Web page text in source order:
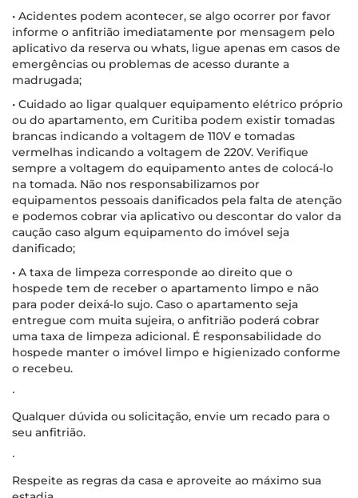
• Acidentes podem acontecer, se algo ocorrer por favor
informe o anfitrião imediatamente por mensagem pelo
aplicativo da reserva ou whats, ligue apenas em casos de
emergências ou problemas de acesso durante a
madrugada;
• Cuidado ao ligar qualquer equipamento elétrico próprio
ou do apartamento, em Curitiba podem existir tomadas
brancas indicando a voltagem de 110V e tomadas
vermelhas indicando a voltagem de 220V. Verifique
sempre a voltagem do equipamento antes de colocá-lo
na tomada. Não nos responsabilizamos por
equipamentos pessoais danificados pela falta de atenção
e podemos cobrar via aplicativo ou descontar do valor da
caução caso algum equipamento do imóvel seja
danificado;
• A taxa de limpeza corresponde ao direito que o
hospede tem de receber o apartamento limpo e não
para poder deixá-lo sujo. Caso o apartamento seja
entregue com muita sujeira, o anfitrião poderá cobrar
uma taxa de limpeza adicional. É responsabilidade do
hospede manter o imóvel limpo e higienizado conforme
o recebeu.
∙
Qualquer dúvida ou solicitação, envie um recado para o
seu anfitrião.
∙
Respeite as regras da casa e aproveite ao máximo sua